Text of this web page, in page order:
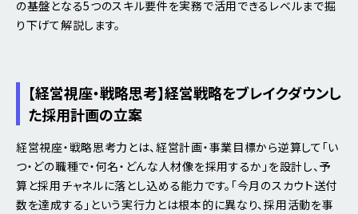
の基盤となる5つのスキル要件を実務で活用できるレベルまで掘
り下げて解説します。
【経営視座・戦略思考】経営戦略をブレイクダウンし
た採用計画の立案
経営視座・戦略思考力とは、経営計画・事業目標から逆算して「い
つ・どの職種で・何名・どんな人材像を採用するか」を設計し、予
算と採用チャネルに落とし込める能力です。「今月のスカウト送付
数を達成する」という実行力とは根本的に異なり、採用活動を事